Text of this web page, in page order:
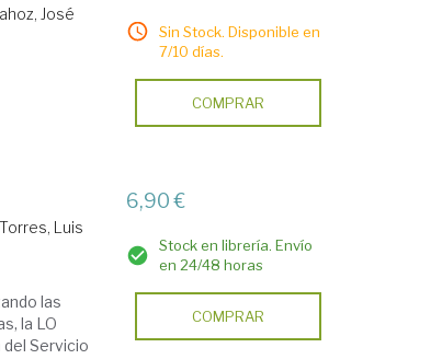
José
Sin Stock. Disponible en
7/10 días.
COMPRAR
Luis
las
la LO
Servicio
6,90 €
Stock en librería. Envío
en 24/48 horas
COMPRAR